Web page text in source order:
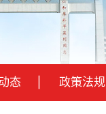
态 政策法规